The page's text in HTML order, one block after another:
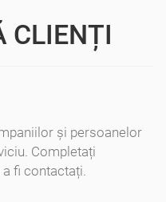
CLIENȚI
și persoanelor
Completați
fi contactați.